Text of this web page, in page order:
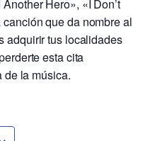
Hero», «I Don’t
que da nombre al
adquirir tus localidades
esta cita
de la música.